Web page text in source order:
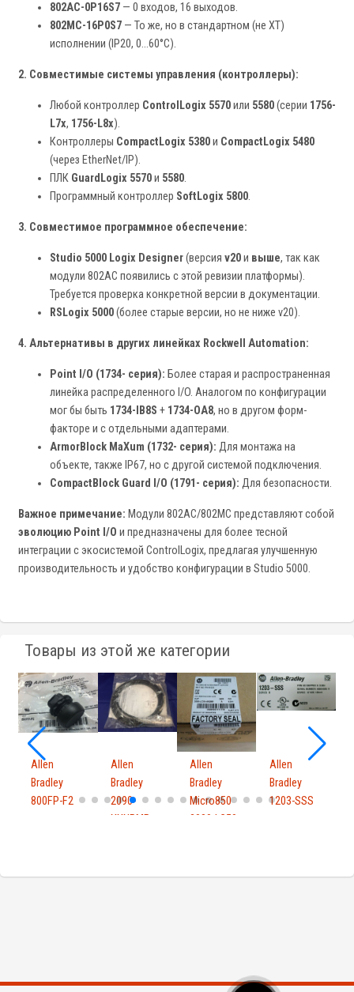
802AC-0P16S7 — 0 входов, 16 выходов.
802MC-16P0S7 — То же, но в стандартном (не XT)
исполнении (IP20, 0...60°C).
2. Совместимые системы управления (контроллеры):
Любой контроллер ControlLogix 5570или 5580(серии 1756-
L7x, 1756-L8x).
Контроллеры CompactLogix 5380и CompactLogix 5480
(через EtherNet/IP).
ПЛК GuardLogix 5570и 5580.
Программный контроллер SoftLogix 5800.
3. Совместимое программное обеспечение:
Studio 5000 Logix Designer(версия v20и выше, так как
модули 802AC появились с этой ревизии платформы).
Требуется проверка конкретной версии в документации.
RSLogix 5000(более старые версии, но не ниже v20).
4. Альтернативы в других линейках Rockwell Automation:
Point I/O (1734- серия): Более старая и распространенная
линейка распределенного I/O. Аналогом по конфигурации
мог бы быть 1734-IB8S + 1734-OA8, но в другом форм-
факторе и с отдельными адаптерами.
ArmorBlock MaXum (1732- серия): Для монтажа на
объекте, также IP67, но с другой системой подключения.
CompactBlock Guard I/O (1791- серия): Для безопасности.
Важное примечание: Модули 802AC/802MC представляют собой
эволюцию Point I/O и предназначены для более тесной
интеграции с экосистемой ControlLogix, предлагая улучшенную
производительность и удобство конфигурации в Studio 5000.
Товары из этой же категории
Allen
Bradley
800FP-F2
Allen
Bradley
2090-
XXNPMP-
Allen
Bradley
Micro850
2080-LC50-
Allen
Bradley
1203-SSS